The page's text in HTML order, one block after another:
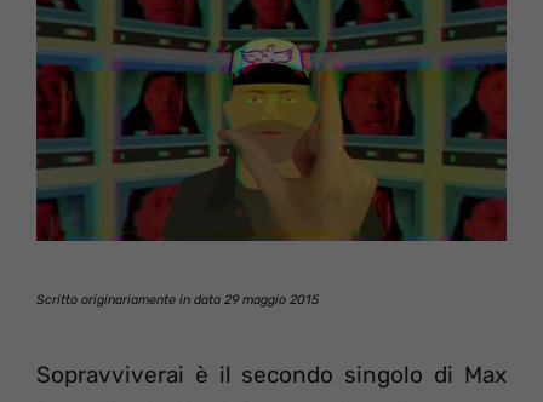
Scritto originariamente in data 29 maggio 2015
Sopravviverai è il secondo singolo di Max